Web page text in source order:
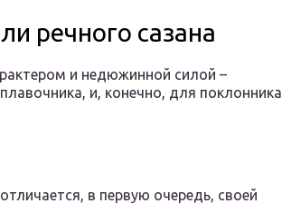
речного сазана
и недюжинной силой –
и, конечно, для поклонника
в первую очередь, своей